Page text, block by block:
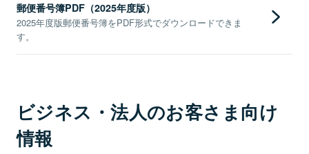
郵便番号簿PDF（2025年度版）
2025年度版郵便番号簿をPDF形式でダウンロードできま
す。
ビジネス・法人のお客さま向け
情報